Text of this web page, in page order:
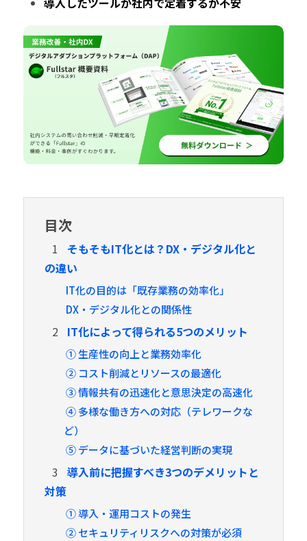
目次
1
そもそもIT化とは？DX・デジタル化と
の違い
IT化の目的は「既存業務の効率化」
DX・デジタル化との関係性
2 IT化によって得られる5つのメリット
① 生産性の向上と業務効率化
② コスト削減とリソースの最適化
③ 情報共有の迅速化と意思決定の高速化
④ 多様な働き方への対応（テレワークな
ど）
⑤ データに基づいた経営判断の実現
3
導入前に把握すべき3つのデメリットと
対策
① 導入・運用コストの発生
② セキュリティリスクへの対策が必須